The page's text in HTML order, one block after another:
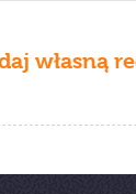
własną